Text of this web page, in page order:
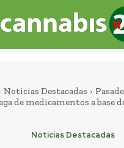
Noticias Destacadas
de medicamentos a base
Noticias Destacadas